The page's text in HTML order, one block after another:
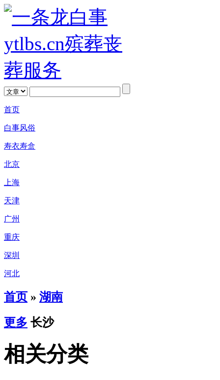
首页
白事风俗
寿衣寿盒
北京
上海
天津
广州
重庆
深圳
河北
首页 » 湖南
更多 长沙
相关分类